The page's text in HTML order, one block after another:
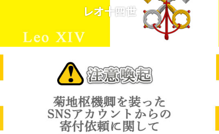
レオ十四世